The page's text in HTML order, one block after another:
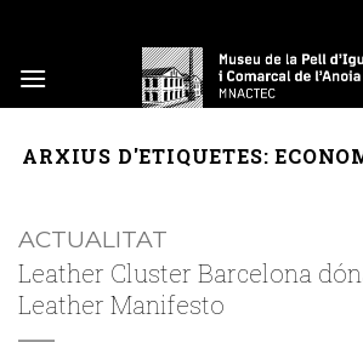
content
ARXIUS D'ETIQUETES:
ACTUALITAT
Leather Cluster Barcelona
Leather Manifesto